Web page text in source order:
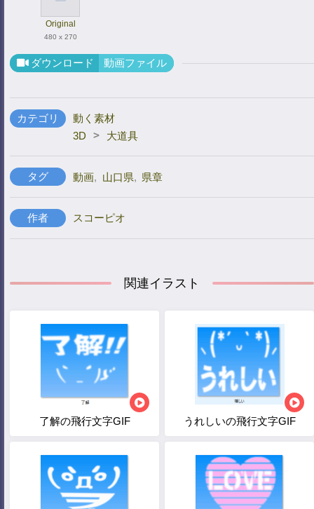
Original
480 x 270
ダウンロード 動画ファイル
カテゴリ
動く素材
3D
> 大道具
タグ 動画, 山口県, 県章
作者 スコーピオ
関連イラスト
了解の飛行文字GIF うれしいの飛行文字GIF